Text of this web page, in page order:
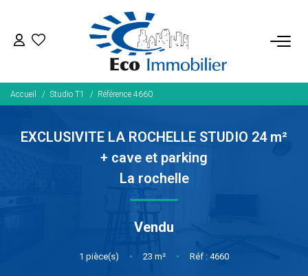
ACHETER
Tous Nos Biens
LOUER
Accueil Studio T1 Référence 4660
EXCLUSIVITE LA ROCHELLE STUDIO 24 m²
+ cave et parking
La rochelle
Vendu
1 pièce(s) • 23 m² • Réf : 4660